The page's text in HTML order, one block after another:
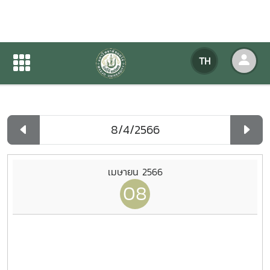
TH
ปฏิทินกิจกรรมของหน่วยงาน
ปฏิทินกิจกรรมของหน่วยงาน
เมษายน 2566
08